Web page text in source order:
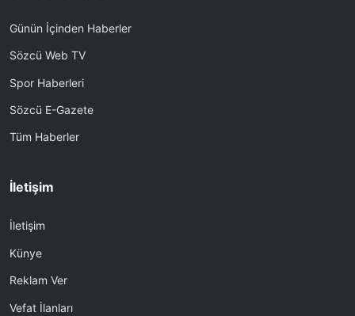
Günün İçinden Haberler
Sözcü Web TV
Spor Haberleri
Sözcü E-Gazete
Tüm Haberler
İletişim
İletişim
Künye
Reklam Ver
Vefat İlanları